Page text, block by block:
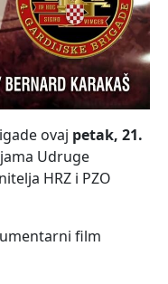
ovaj petak, 21.
Udruge
HRZ i PZO
film